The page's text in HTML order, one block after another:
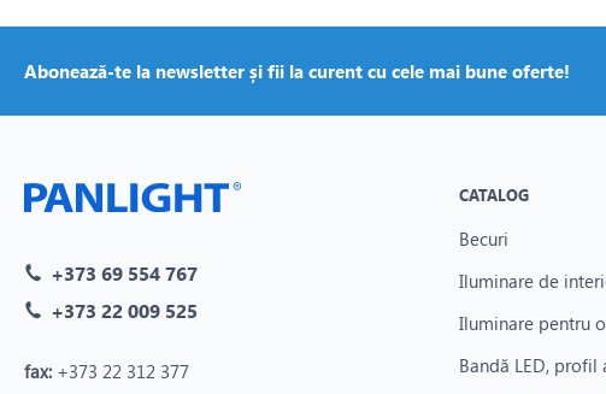
Abonează-te la newsletter și fii la curent cu cele mai bune oferte!
+373 69 554 767
+373 22 009 525
fax: +373 22 312 377
CATALOG
Becuri
Iluminare de
Iluminare pentru
Bandă LED, profil